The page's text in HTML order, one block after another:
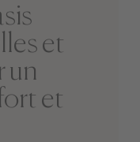
et
un
et